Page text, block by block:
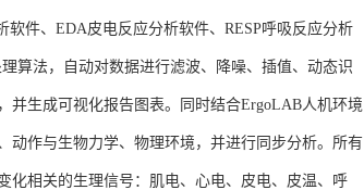
件、EDA皮电反应分析软件、RESP呼吸反应分析
算法，自动对数据进行滤波、降噪、插值、动态识
并生成可视化报告图表。同时结合ErgoLAB人机环境
动作与生物力学、物理环境，并进行同步分析。所有
化相关的生理信号：肌电、心电、皮电、皮温、呼